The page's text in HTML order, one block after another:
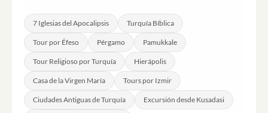
ónice y una sala de exposición de joyería. Estas visitas
suelen formar parte del programa, aunque las compras
quedan completamente a tu discreción.
7 Iglesias del Apocalipsis Turquía Bíblica
Tour por Éfeso Pérgamo Pamukkale
Tour Religioso por Turquía Hierápolis
Casa de la Virgen María Tours por Izmir
Ciudades Antiguas de Turquía Excursión desde Kusadasi